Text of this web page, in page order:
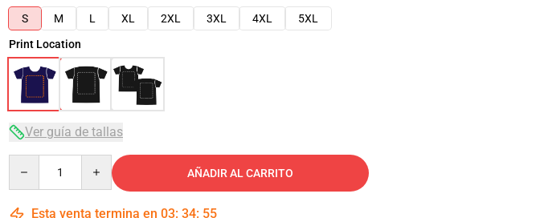
S
M L XL 2XL 3XL 4XL
5XL
Print Location
Ver guía de tallas
AÑADIR AL CARRITO
Esta venta termina en 03: 34: 54